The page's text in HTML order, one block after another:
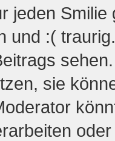
jeden
und :(
sie